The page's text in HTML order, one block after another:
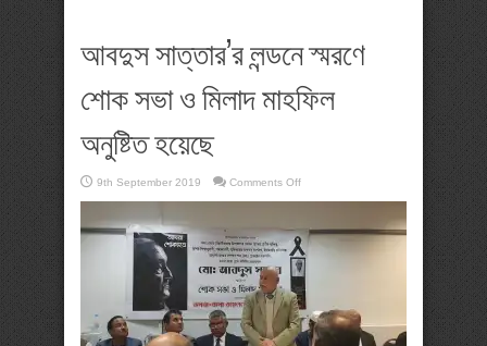
আবদুস সাত্তার’র লন্ডনে স্মরণে
শোক সভা ও মিলাদ মাহফিল
অনুষ্টিত হয়েছে
9th September 2019 Comments Offon
স্মরণে
শোক
সভা
ও
মাহফিল
অনুষ্টিত
হয়েছে